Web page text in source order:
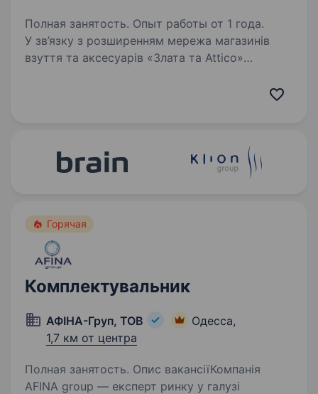
Полная занятость. Опыт работы от 1 года.
У зв’язку з розширенням мережа магазинів
взуття та аксесуарів «Злата та Attico»
комірник». Водій з функціоналом комірника
Горячая
Комплектувальник
АФІНА-Груп, ТОВ
Одесса,
1,7 км от центра
Полная занятость. Опис вакансіїКомпанія
AFINA group — експерт ринку у галузі